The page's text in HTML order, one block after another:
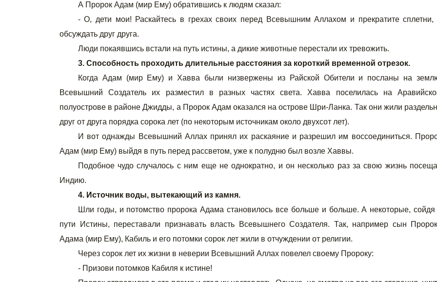
А Пророк Адам (мир Ему) обратившись к людям сказал:
- О, дети мои! Раскайтесь в грехах своих перед Всевышним Аллахом и прекратите сплетни,
обсуждать друг друга.
Люди покаявшись встали на путь истины, а дикие животные перестали их тревожить.
3. Способность проходить длительные расстояния за короткий временной отрезок.
Когда Адам (мир Ему) и Хавва были низвержены из Райской Обители и посланы на
Всевышний Создатель их разместил в разных частях света. Хавва поселилась на
полуострове в районе Джидды, а Пророк Адам оказался на острове Шри-Ланка. Так они жили
друг от друга порядка сорока лет (по некоторым источникам около двухсот лет).
И вот однажды Всевышний Аллах принял их раскаяние и разрешил им воссоединиться.
Адам (мир Ему) выйдя в путь перед рассветом, уже к полудню был возле Хаввы.
Подобное чудо случалось с ним еще не однократно, и он несколько раз за свою жизнь
Индию.
4. Источник воды, вытекающий из камня.
Шли годы, и потомство пророка Адама становилось все больше и больше. А некоторые, сойдя
пути Истины, переставали признавать власть Всевышнего Создателя. Так, например сын
Адама (мир Ему), Кабиль и его потомки сорок лет жили в отчуждении от религии.
Через сорок лет их жизни в неверии Всевышний Аллах повелел своему Пророку:
- Призови потомков Кабиля к истине!